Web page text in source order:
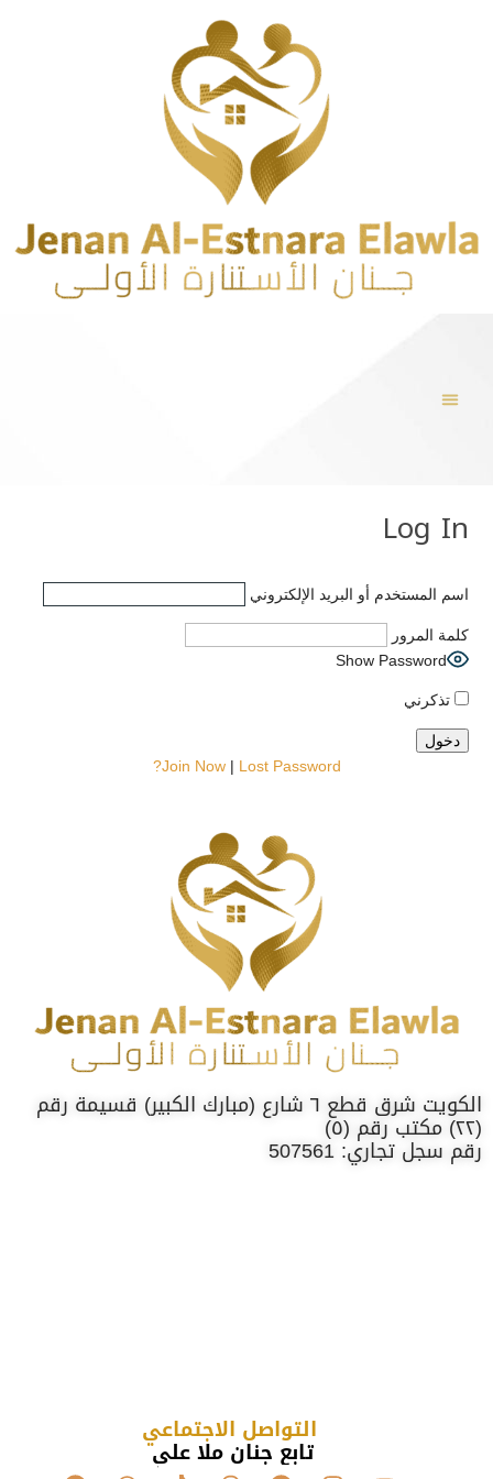
Log In
اسم المستخدم أو البريد الإلكتروني
كلمة المرور
Show Password
تذكرني
Join Now| Lost Password?
الكويت شرق قطع ٦ شارع (مبارك الكبير) قسيمة رقم
(٢٢) مكتب رقم (٥)
رقم سجل تجاري: 507561
التواصل الاجتماعي
تابع جنان ملا علي